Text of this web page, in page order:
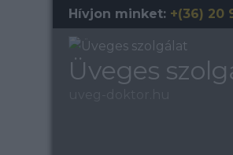
Hívjon minket: +(36) 20
Üveges